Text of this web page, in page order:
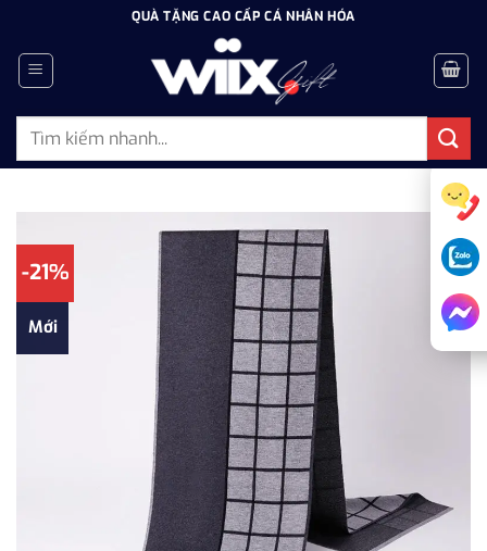
dung
QUÀ TẶNG CAO CẤP CÁ NHÂN HÓA
Tìm
-21%
Mới